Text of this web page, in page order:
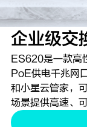
企业级交
ES620是一款高
PoE供电千兆网
和小星云管家，
场景提供高速、